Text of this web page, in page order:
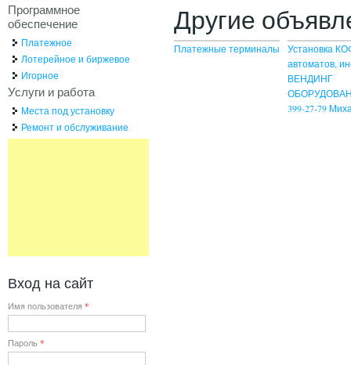
Другие
Платежные терминалы
Установка
автоматов,
ВЕНДИНГ
399-27-79
Программное
обеспечение
Платежное
Лотерейное и биржевое
Игорное
Услуги и работа
Места под установку
Ремонт и обслуживание
Вход на сайт
Имя пользователя *
Пароль *